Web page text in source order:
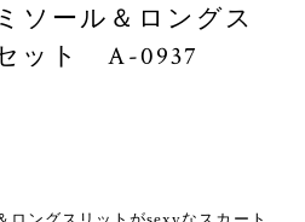
ソール＆ロングス
ット A-0937